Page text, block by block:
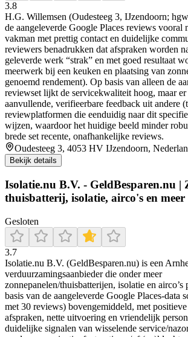
3.8
H.G. Willemsen (Oudesteeg 3, IJzendoorn;
de aangeleverde Google Places reviews vooral
vakman met prettig contact en duidelijke
reviewers benadrukken dat afspraken worden
geleverde werk “strak” en met goed resultaat
meerwerk bij een keuken en plaatsing van
genoemd rendement). Op basis van alleen de
reviewset lijkt de servicekwaliteit hoog, maar
aanvullende, verifieerbare feedback uit andere
reviewplatformen die eenduidig naar dit
wijzen, waardoor het huidige beeld minder
brede set recente, onafhankelijke reviews.
Oudesteeg 3, 4053 HV IJzendoorn,
Bekijk details
Isolatie.nu B.V. - GeldBesparen.nu |
thuisbatterij, isolatie, airco's en meer
Gesloten
3.7
Isolatie.nu B.V. (GeldBesparen.nu) is een
verduurzamingsaanbieder die onder meer
zonnepanelen/thuisbatterijen, isolatie en airco’s
basis van de aangeleverde Google Places-data
met 30 reviews) bovengemiddeld, met
afspraken, nette uitvoering en vriendelijk
duidelijke signalen van wisselende service/